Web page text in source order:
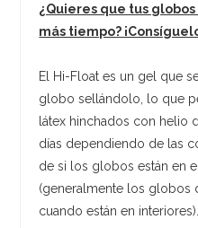
¿Quieres que tus
más tiempo?
El Hi-Float es un gel que
globo sellándolo, lo que
látex hinchados con helio
días dependiendo de las
de si los globos están en
(generalmente los globos
cuando están en interiores).